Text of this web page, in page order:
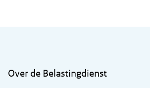
Over de Belastingdienst